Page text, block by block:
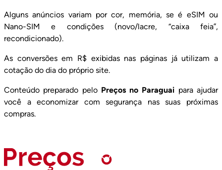
Alguns anúncios variam por cor, memória, se é eSIM ou
Nano-SIM e condições (novo/lacre, “caixa feia”,
recondicionado).
As conversões em R$ exibidas nas páginas já utilizam a
cotação do dia do próprio site.
Conteúdo preparado pelo Preços no Paraguai para ajudar
você a economizar com segurança nas suas próximas
compras.